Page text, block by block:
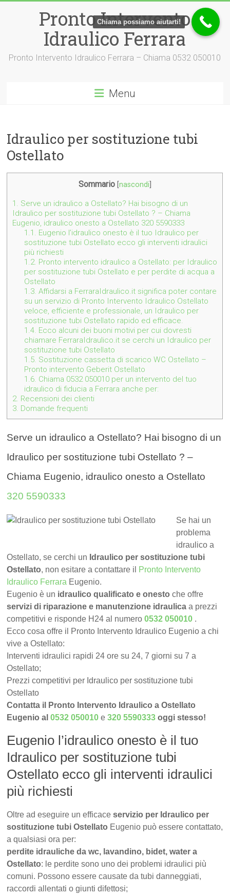
Pronto Intervento
Idraulico Ferrara
Pronto Intervento Idraulico Ferrara – Chiama 0532 050010
Menu
Idraulico per sostituzione tubi
Ostellato
Sommario nascondi
1. Serve un idraulico a Ostellato? Hai bisogno di un
Idraulico per sostituzione tubi Ostellato ? – Chiama
Eugenio, idraulico onesto a Ostellato 320 5590333
1.1. Eugenio l’idraulico onesto è il tuo Idraulico per
sostituzione tubi Ostellato ecco gli interventi idraulici
più richiesti
1.2. Pronto intervento idraulico a Ostellato: per Idraulico
per sostituzione tubi Ostellato e per perdite di acqua a
Ostellato
1.3. Affidarsi a FerraraIdraulico.it significa poter contare
su un servizio di Pronto Intervento Idraulico Ostellato
veloce, efficiente e professionale, un Idraulico per
sostituzione tubi Ostellato rapido ed efficace.
1.4. Ecco alcuni dei buoni motivi per cui dovresti
chiamare FerraraIdraulico.it se cerchi un Idraulico per
sostituzione tubi Ostellato
1.5. Sostituzione cassetta di scarico WC Ostellato –
Pronto intervento Geberit Ostellato
1.6. Chiama 0532 050010 per un intervento del tuo
idraulico di fiducia a Ferrara anche per:
2. Recensioni dei clienti
3. Domande frequenti
Serve un idraulico a Ostellato? Hai bisogno di un
Idraulico per sostituzione tubi Ostellato ? –
Chiama Eugenio, idraulico onesto a Ostellato
320 5590333
Se hai un
problema
idraulico a
Ostellato, se cerchi un Idraulico per sostituzione tubi
Ostellato, non esitare a contattare il Pronto Intervento
Idraulico Ferrara Eugenio.
Eugenio è un idraulico qualificato e onesto che offre
servizi di riparazione e manutenzione idraulica a prezzi
competitivi e risponde H24 al numero0532 050010 .
Ecco cosa offre il Pronto Intervento Idraulico Eugenio a chi
vive a Ostellato:
Interventi idraulici rapidi 24 ore su 24, 7 giorni su 7 a
Ostellato;
Prezzi competitivi per Idraulico per sostituzione tubi
Ostellato
Contatta il Pronto Intervento Idraulico a Ostellato
Eugenio al0532 050010 e320 5590333 oggi stesso!
Eugenio l’idraulico onesto è il tuo
Idraulico per sostituzione tubi
Ostellato ecco gli interventi idraulici
più richiesti
Oltre ad eseguire un efficaceservizio per Idraulico per
sostituzione tubi Ostellato Eugenio può essere contattato,
a qualsiasi ora per:
perdite idrauliche da wc, lavandino, bidet, water a
Ostellato: le perdite sono uno dei problemi idraulici più
comuni. Possono essere causate da tubi danneggiati,
raccordi allentati o giunti difettosi;
Chiama possiamo aiutarti!